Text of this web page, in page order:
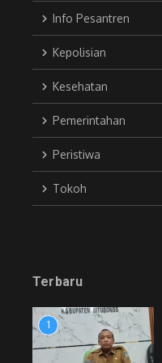
Info Pesantren
Kepolisian
Kesehatan
Pemerintahan
Peristiwa
Tokoh
Terbaru
1